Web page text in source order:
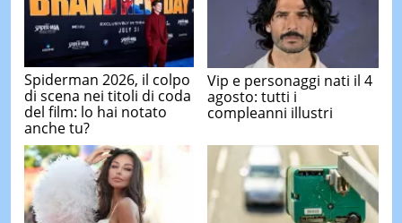
Spiderman 2026, il colpo
di scena nei titoli di coda
del film: lo hai notato
anche tu?
Vip e personaggi nati il 4
agosto: tutti i
compleanni illustri